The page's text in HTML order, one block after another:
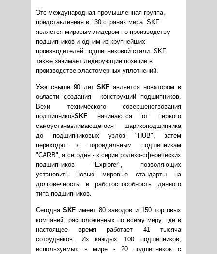
Это международная промышленная группа,
представленная в 130 странах мира. SKF
является мировым лидером по производству
подшипников и одним из крупнейших
производителей подшипниковой стали. SKF
также занимает лидирующие позиции в
производстве эластомерных уплотнений.
Уже свыше 90 летSKF является новатором в
области создания конструкций подшипников.
Вехи технического совершенствования
подшипниковSKF начинаются от первого
самоустанавливающегося шарикоподшипника
до подшипниковых узлов "HUB", затем
переходят к тороидальным подшипникам
"CARB", a сегодня - к серии ролико-сферических
подшипников "Explorer", позволяющих
установить новые мировые стандарты на
долговечность и работоспособность данного
типа подшипников.
Сегодня SKF имеет 80 заводов и 150 торговых
компаний, расположенных по всему миру, где в
настоящее время работает 41 тысяча
сотрудников. Из каждых 100 подшипников,
используемых в мире - 20 подшипников с